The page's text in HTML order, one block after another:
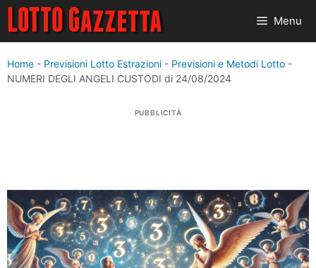
Vai
contenuto
Menu
Home - Previsioni Lotto Estrazioni - Previsioni e Metodi Lotto -
NUMERI DEGLI ANGELI CUSTODI di 24/08/2024
PUBBLICITÀ